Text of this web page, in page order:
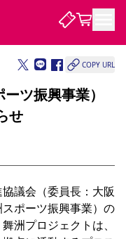
アクセス レディース
手
購入方法
ービス
団体チケット
ビス
COPY URL
ツ振興事業）
せ
議会（委員長：大阪
ポーツ振興事業）の
洲プロジェクトは、